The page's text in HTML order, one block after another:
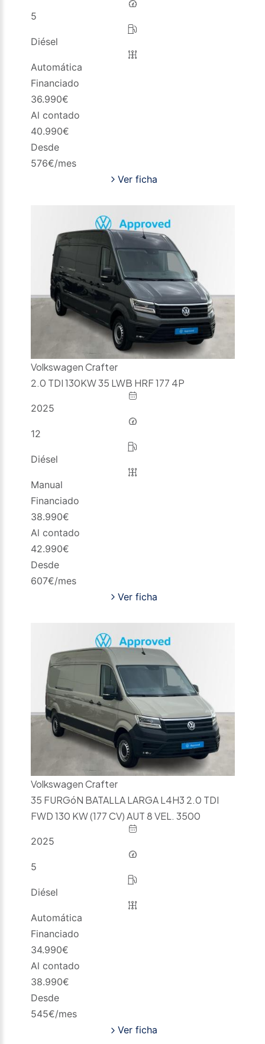
5
Diésel
Automática
Financiado
36.990€
Al contado
40.990€
Desde
576€/mes
Ver ficha
Volkswagen Crafter
2.0 TDI 130KW 35 LWB HRF 177 4P
2025
12
Diésel
Manual
Financiado
38.990€
Al contado
42.990€
Desde
607€/mes
Ver ficha
Volkswagen Crafter
35 FURGóN BATALLA LARGA L4H3 2.0 TDI
FWD 130 KW (177 CV) AUT 8 VEL. 3500
2025
5
Diésel
Automática
Financiado
34.990€
Al contado
38.990€
Desde
545€/mes
Ver ficha